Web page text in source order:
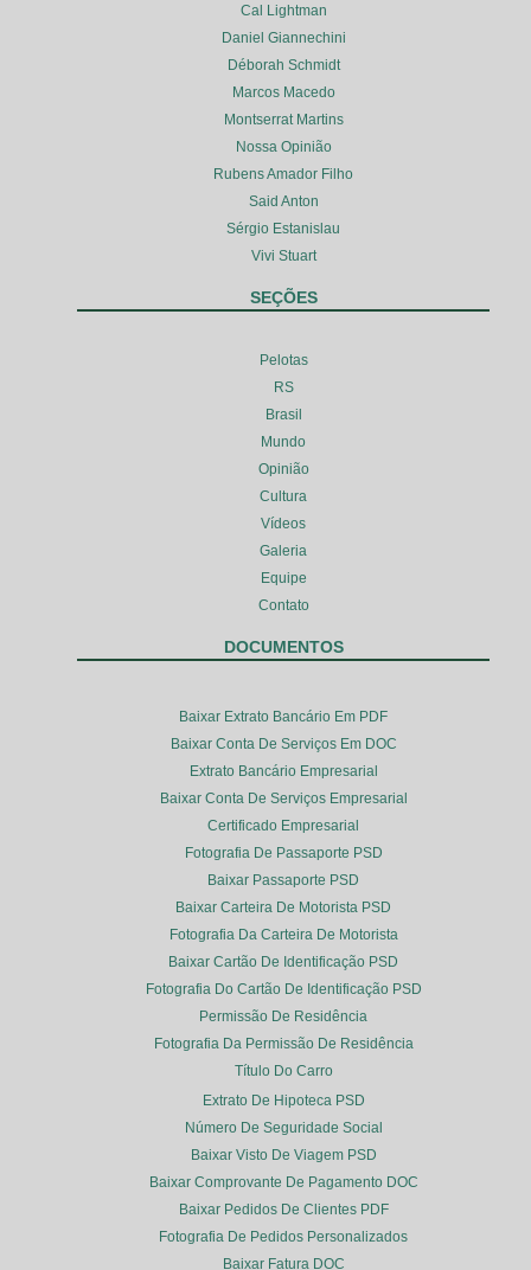
Cal Lightman
Daniel Giannechini
Déborah Schmidt
Marcos Macedo
Montserrat Martins
Nossa Opinião
Rubens Amador Filho
Said Anton
Sérgio Estanislau
Vivi Stuart
SEÇÕES
Pelotas
RS
Brasil
Mundo
Opinião
Cultura
Vídeos
Galeria
Equipe
Contato
DOCUMENTOS
Baixar Extrato Bancário Em PDF
Baixar Conta De Serviços Em DOC
Extrato Bancário Empresarial
Baixar Conta De Serviços Empresarial
Certificado Empresarial
Fotografia De Passaporte PSD
Baixar Passaporte PSD
Baixar Carteira De Motorista PSD
Fotografia Da Carteira De Motorista
Baixar Cartão De Identificação PSD
Fotografia Do Cartão De Identificação PSD
Permissão De Residência
Fotografia Da Permissão De Residência
Título Do Carro
Extrato De Hipoteca PSD
Número De Seguridade Social
Baixar Visto De Viagem PSD
Baixar Comprovante De Pagamento DOC
Baixar Pedidos De Clientes PDF
Fotografia De Pedidos Personalizados
Baixar Fatura DOC